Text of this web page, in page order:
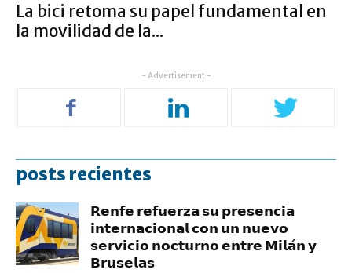
La bici retoma su papel fundamental en
la movilidad de la...
- Advertisement -
posts recientes
𝗥𝗲𝗻𝗳𝗲 𝗿𝗲𝗳𝘂𝗲𝗿𝘇𝗮 𝘀𝘂 𝗽𝗿𝗲𝘀𝗲𝗻𝗰𝗶𝗮
𝗶𝗻𝘁𝗲𝗿𝗻𝗮𝗰𝗶𝗼𝗻𝗮𝗹 𝗰𝗼𝗻 𝘂𝗻 𝗻𝘂𝗲𝘃𝗼
𝘀𝗲𝗿𝘃𝗶𝗰𝗶𝗼 𝗻𝗼𝗰𝘁𝘂𝗿𝗻𝗼 𝗲𝗻𝘁𝗿𝗲 𝗠𝗶𝗹𝗮́𝗻 𝘆
𝗕𝗿𝘂𝘀𝗲𝗹𝗮𝘀